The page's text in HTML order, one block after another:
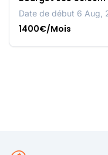
Date de début 6 Aug,
1400€/Mois